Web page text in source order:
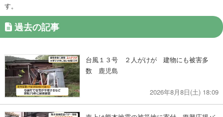
す。
過去の記事
台風１３号 ２人がけが 建物にも被害多
数 鹿児島
2026年8月8日(土) 18:09